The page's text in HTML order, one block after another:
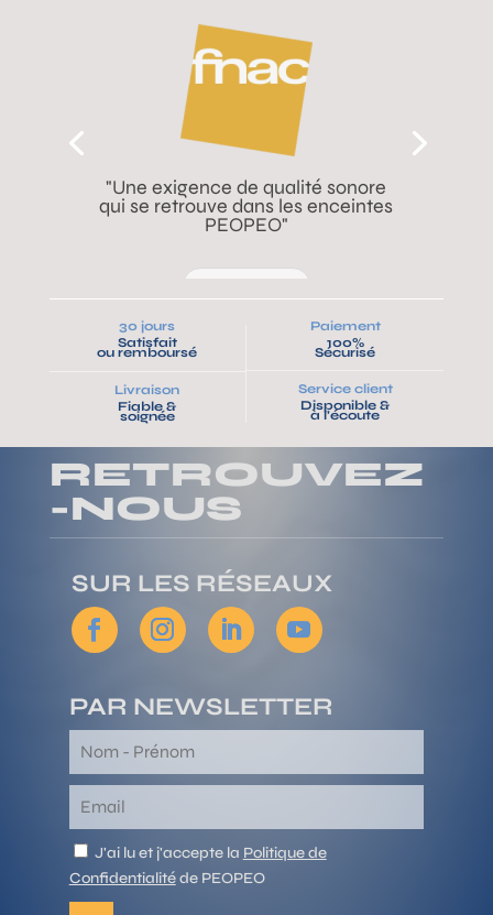
«The VOODOO BOOMBOX is so
damn loud!» LOOK MUM NO
COMPUTEUR
VOIR LA VIDEO
30 jours
Satisfait
ou remboursé
Paiement
100%
Sécurisé
Livraison
Fiable &
soignée
Service client
Disponible &
à l’écoute
RETROUVEZ
-NOUS
SUR LES RÉSEAUX
PAR NEWSLETTER
J'ai lu et j'accepte la Politique de
Confidentialitéde PEOPEO